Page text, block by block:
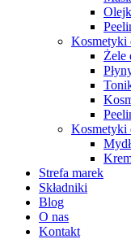
Kosmetyki
Żele
Kosmetyki
Strefa marek
Składniki
Blog
O nas
Kontakt